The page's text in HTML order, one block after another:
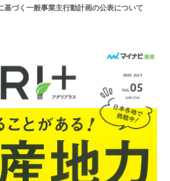
基づく一般事業主行動計画の公表について